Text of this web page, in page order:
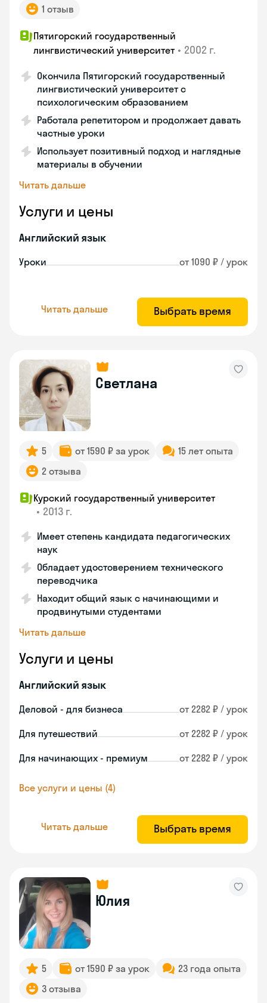
1 отзыв
Пятигорский государственный
лингвистический университет • 2002 г.
Окончила Пятигорский государственный
лингвистический университет с
психологическим образованием
Работала репетитором и продолжает давать
частные уроки
Использует позитивный подход и наглядные
материалы в обучении
Читать дальше
Услуги и цены
Английский язык
Уроки от 1090 ₽ / урок
Читать дальше Выбрать время
Светлана
5 от 1590 ₽ за урок
15 лет опыта
2 отзыва
Курский государственный университет
• 2013 г.
Имеет степень кандидата педагогических
наук
Обладает удостоверением технического
переводчика
Находит общий язык с начинающими и
продвинутыми студентами
Читать дальше
Услуги и цены
Английский язык
Деловой - для бизнеса от 2282 ₽ / урок
Для путешествий от 2282 ₽ / урок
Для начинающих - премиум от 2282 ₽ / урок
Все услуги и цены (4)
Читать дальше Выбрать время
Юлия
5 от 1590 ₽ за урок
23 года опыта
3 отзыва